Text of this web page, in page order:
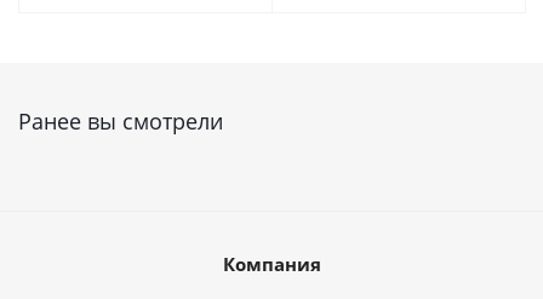
Ранее вы смотрели
Компания